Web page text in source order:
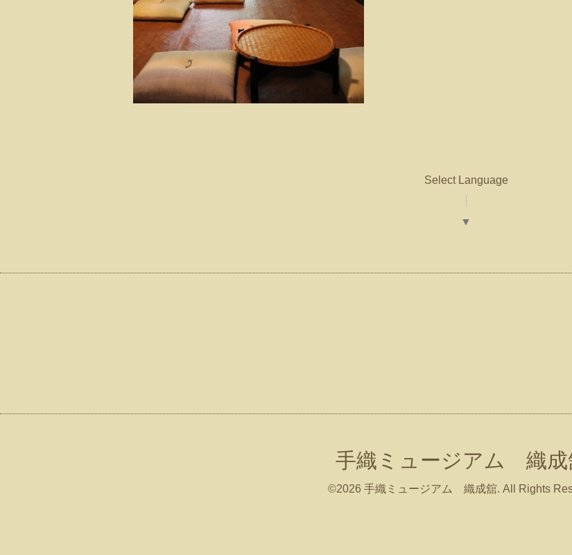
Select Language
▼
手織ミュージアム 織成
©2026 手織ミュージアム 織成舘. All Rights